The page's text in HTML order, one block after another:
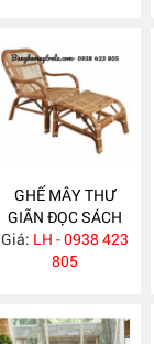
GHẾ MÂY THƯ
GIÃN ĐỌC SÁCH
KÈM GÁC CHÂN
MA815
Giá: LH - 0938 423
805